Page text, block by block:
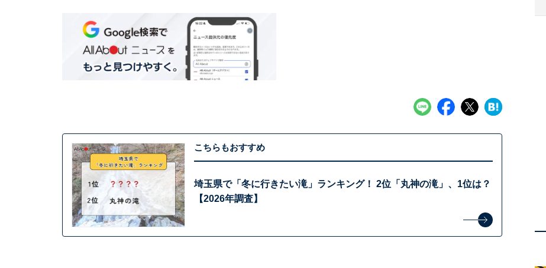
こちらもおすすめ
埼玉県で「冬に行きたい滝」ランキング！ 2位「丸神の滝」、1位は？
【2026年調査】